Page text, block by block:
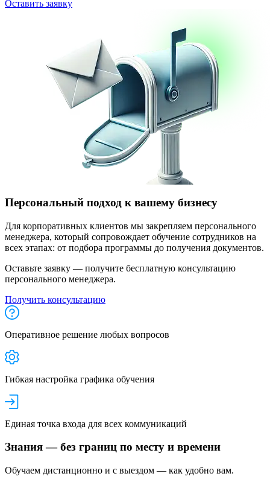
Оставить заявку
Персональный подход к вашему бизнесу
Для корпоративных клиентов мы закрепляем персонального
менеджера, который сопровождает обучение сотрудников на
всех этапах: от подбора программы до получения документов.
Оставьте заявку — получите бесплатную консультацию
персонального менеджера.
Получить консультацию
Оперативное решение любых вопросов
Гибкая настройка графика обучения
Единая точка входа для всех коммуникаций
Знания — без границ по месту и времени
Обучаем дистанционно и с выездом — как удобно вам.